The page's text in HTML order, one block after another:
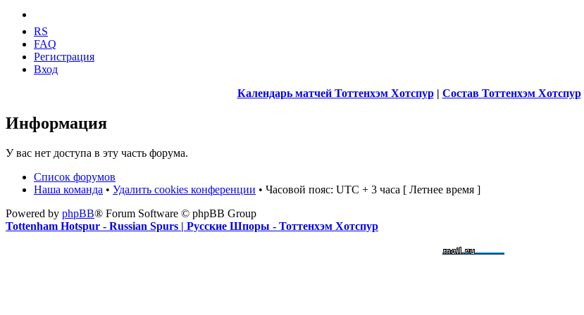
RS
FAQ
Регистрация
Вход
Календарь матчей Тоттенхэм Хотспур| Состав Тоттенхэм Хотспур|
Информация
У вас нет доступа в эту часть форума.
Список форумов
Наша команда • Удалить cookies конференции • Часовой пояс: UTC + 3 часа [ Летнее время ]
Powered by phpBB® Forum Software © phpBB Group
Tottenham Hotspur - Russian Spurs | Русские Шпоры - Тоттенхэм Хотспур